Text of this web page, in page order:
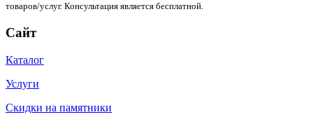
товаров/услуг. Консультация является бесплатной.
Сайт
Каталог
Услуги
Скидки на памятники